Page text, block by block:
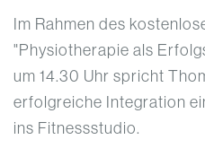
Im Rahmen des
"Physiotherapie als
um 14.30 Uhr spricht
erfolgreiche Integration
ins Fitnessstudio.